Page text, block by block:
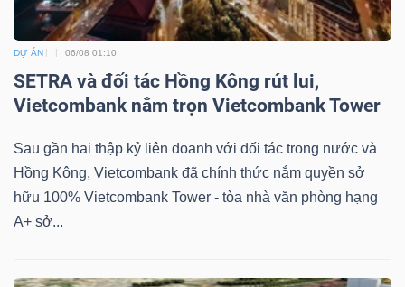
DỰ ÁN 06/08 01:10
SETRA và đối tác Hồng Kông rút lui,
Vietcombank nắm trọn Vietcombank Tower
Sau gần hai thập kỷ liên doanh với đối tác trong nước và
Hồng Kông, Vietcombank đã chính thức nắm quyền sở
hữu 100% Vietcombank Tower - tòa nhà văn phòng hạng
A+ sở...